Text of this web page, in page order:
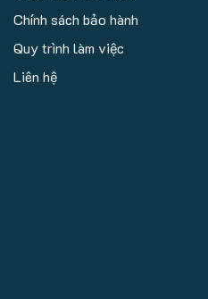
Chính sách bảo hành
Quy trình làm việc
Liên hệ